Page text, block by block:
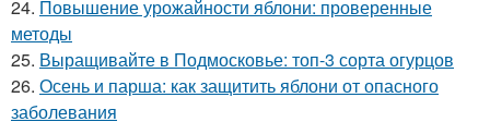
24. Повышение урожайности яблони: проверенные
методы
25. Выращивайте в Подмосковье: топ-3 сорта огурцов
26. Осень и парша: как защитить яблони от опасного
заболевания